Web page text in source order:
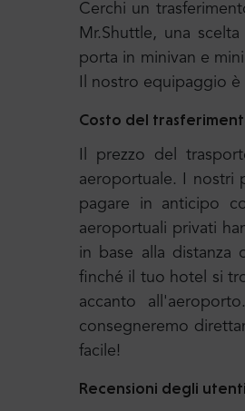
Cerchi un
Mr.Shuttle, una
porta in minivan e
Il nostro equipaggio
Costo del
Il prezzo del
aeroportuale. I nostri
pagare in anticipo
aeroportuali privati
in base alla distanza
finché il tuo hotel si
accanto
consegneremo
facile!
Recensioni degli utenti